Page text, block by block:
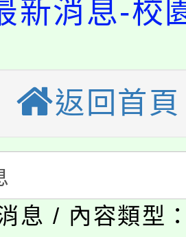
園市運動會8/
游泳池舉行。
收入戶享有免
惠，中低收入戶
，詳情可洽有
造教育及科技
能研習
教育及科技中
習活教案入校路
115學年度第
新消息-校
返回首頁
息 / 內容類型